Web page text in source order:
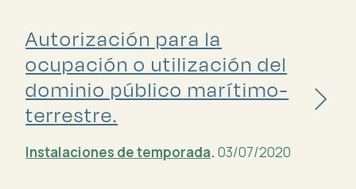
Autorización para la
ocupación o utilización del
dominio público marítimo-
terrestre.
Instalaciones de temporada.03/07/2020